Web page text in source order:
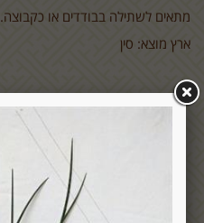
מתאים לשתילה בבודדים או כקבוצה.
ארץ מוצא: סין